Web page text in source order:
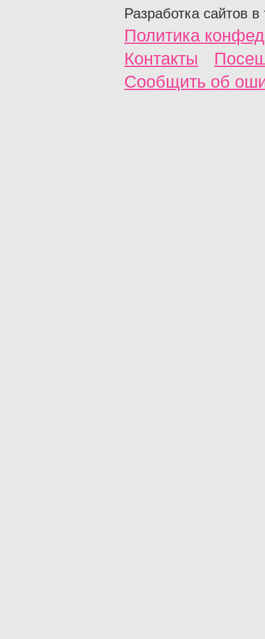
Разработка сайтов в
Политика
Контакты
Сообщить об